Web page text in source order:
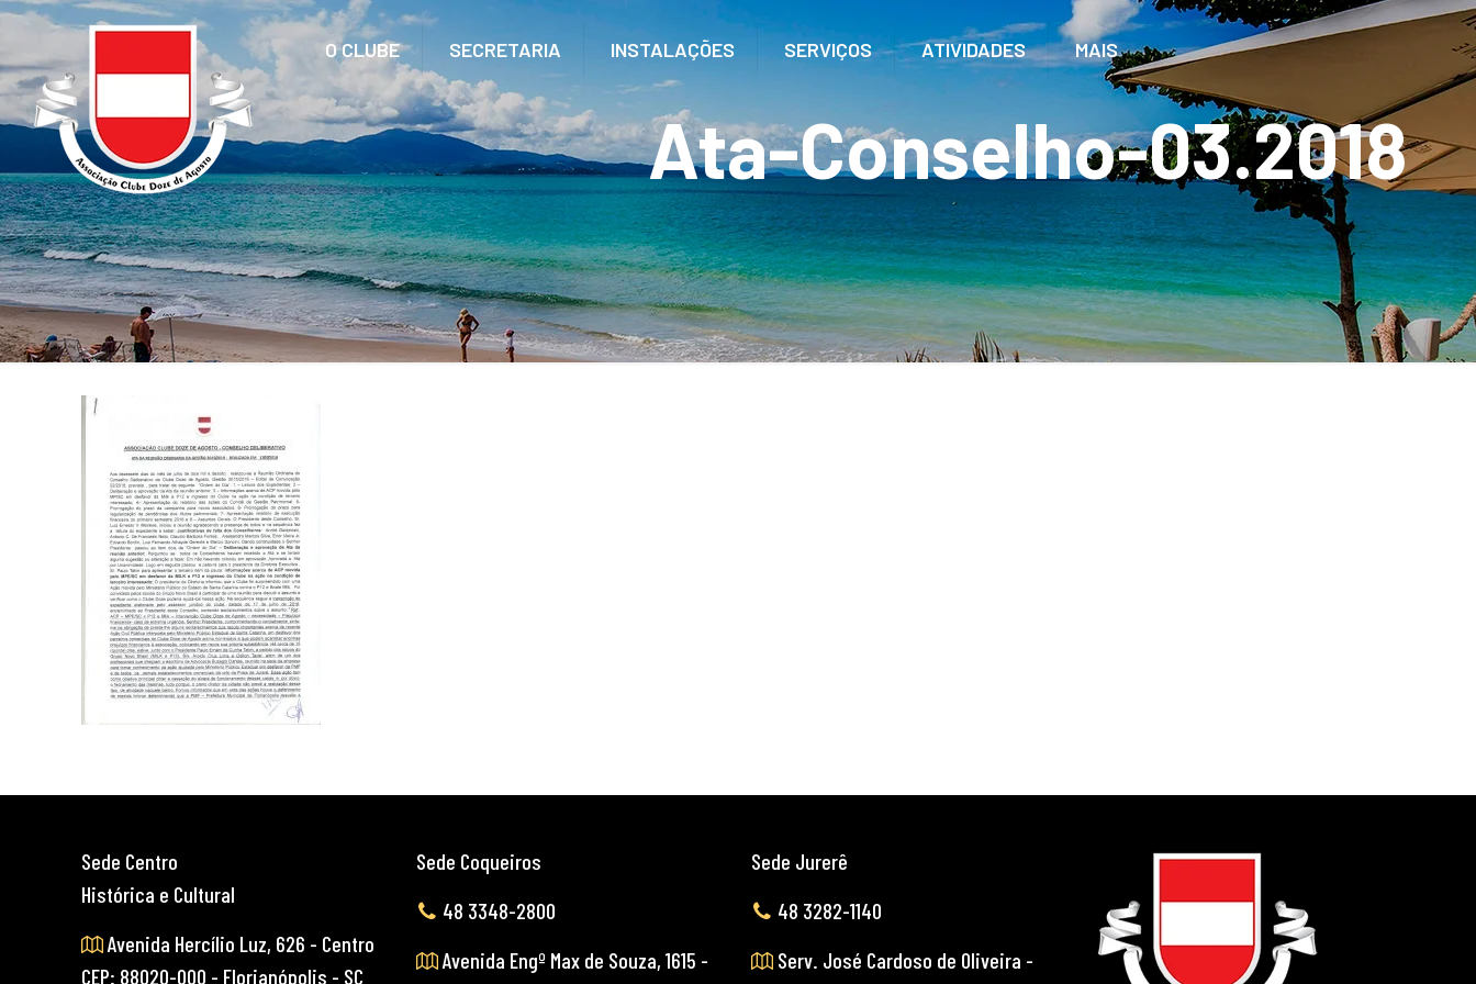
O CLUBE SECRETARIA INSTALAÇÕES SERVIÇOS ATIVIDADES MAIS
Ata-Conselho-03.2018
Sede Centro
Histórica e Cultural
Avenida Hercílio Luz, 626 - Centro
CEP: 88020-000 - Florianópolis - SC
Sede Coqueiros
48 3348-2800
Avenida Engº Max de Souza, 1615 -
Sede Jurerê
48 3282-1140
Serv. José Cardoso de Oliveira -